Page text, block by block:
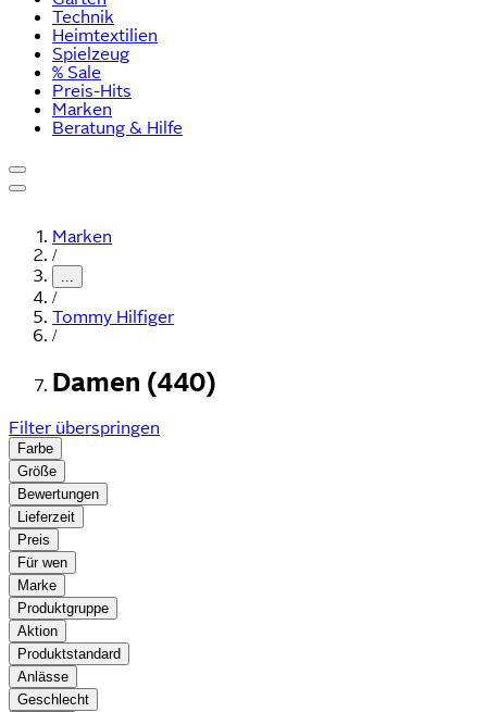
Technik
Heimtextilien
Spielzeug
% Sale
Preis-Hits
Marken
Beratung & Hilfe
Marken
/
...
/
Tommy Hilfiger
/
Damen (440)
Filter überspringen
Farbe
Größe
Bewertungen
Lieferzeit
Preis
Für wen
Marke
Produktgruppe
Aktion
Produktstandard
Anlässe
Geschlecht